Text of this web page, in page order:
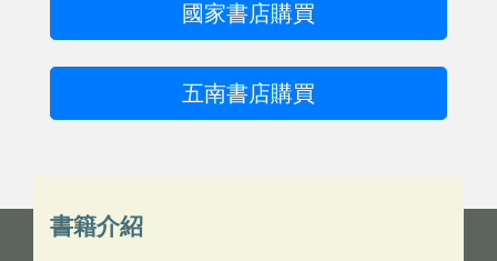
國家書店購買
五南書店購買
書籍介紹